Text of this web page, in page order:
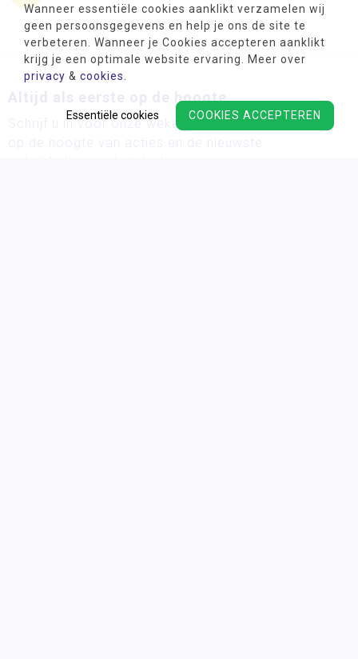
Wanneer essentiële cookies aanklikt verzamelen wij
geen persoonsgegevens en help je ons de site te
verbeteren. Wanneer je Cookies accepteren aanklikt
krijg je een optimale website ervaring. Meer over
privacy & cookies
COOKIES ACCEPTEREN
Essentiële cookies
Altijd als eerste op de hoogte
Schrijf u in voor onze wekelijkse nieuwsbrief en blijf